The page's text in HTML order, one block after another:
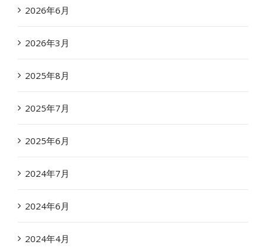
2026年6月
2026年3月
2025年8月
2025年7月
2025年6月
2024年7月
2024年6月
2024年4月